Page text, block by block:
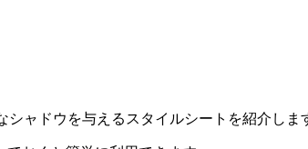
ャドウを与えるスタイルシートを紹介しま